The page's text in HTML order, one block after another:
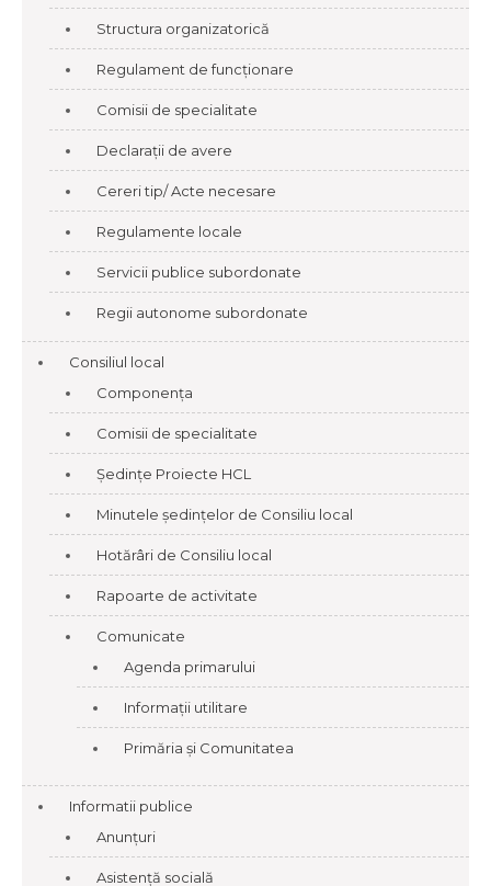
Structura organizatorică
Regulament de funcționare
Comisii de specialitate
Declarații de avere
Cereri tip/ Acte necesare
Regulamente locale
Servicii publice subordonate
Regii autonome subordonate
Consiliul local
Componența
Comisii de specialitate
Ședințe Proiecte HCL
Minutele ședințelor de Consiliu local
Hotărâri de Consiliu local
Rapoarte de activitate
Comunicate
Agenda primarului
Informații utilitare
Primăria și Comunitatea
Informatii publice
Anunțuri
Asistență socială